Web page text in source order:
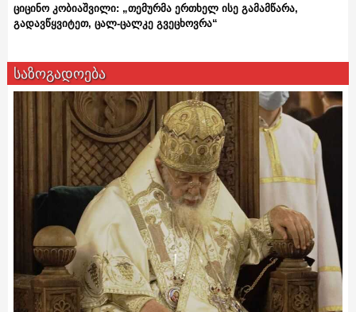
ციცინო კობიაშვილი: „თემურმა ერთხელ ისე გამამწარა,
გადავწყვიტეთ, ცალ-ცალკე გვეცხოვრა“
საზოგადოება